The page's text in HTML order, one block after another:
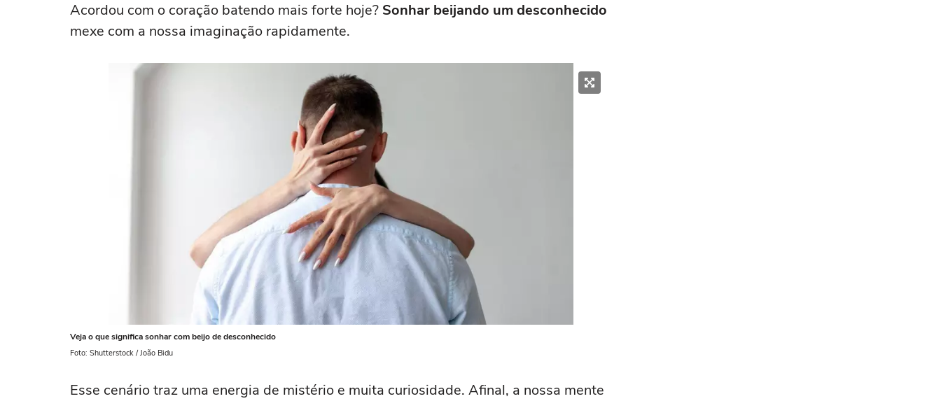
Acordou com o coração batendo mais forte hoje? Sonhar beijando um desconhecido
mexe com a nossa imaginação rapidamente.
Veja o que significa sonhar com beijo de desconhecido
Foto: Shutterstock / João Bidu
Esse cenário traz uma energia de mistério e muita curiosidade. Afinal, a nossa mente